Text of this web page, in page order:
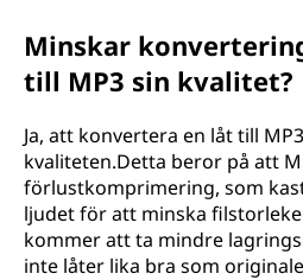
Minskar
till MP3 sin kvalitet?
Ja, att konvertera en låt till
kvaliteten.Detta beror på att
förlustkomprimering, som
ljudet för att minska
kommer att ta mindre
inte låter lika bra som